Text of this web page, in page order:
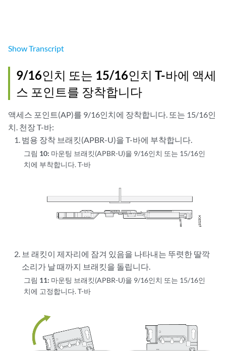
ShowTranscript
9/16인치 또는 15/16인치 T-바에 액세
스 포인트를 장착합니다
액세스 포인트(AP)를 9/16인치에 장착합니다. 또는 15/16인
치. 천장 T-바:
범용 장착 브래킷(APBR-U)을 T-바에 부착합니다.
그림 10: 마운팅 브래킷(APBR-U)을 9/16인치 또는 15/16인
치에 부착합니다. T-바
브 래킷이 제자리에 잠겨 있음을 나타내는 뚜렷한 딸깍
소리가 날 때까지 브래킷을 돌립니다.
그림 11: 마운팅 브래킷(APBR-U)을 9/16인치 또는 15/16인
치에 고정합니다. T-바